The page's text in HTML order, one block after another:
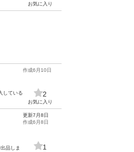
お気に入り
している
作成6月10日
2
お気に入り
品しま
更新7月8日
作成6月8日
1